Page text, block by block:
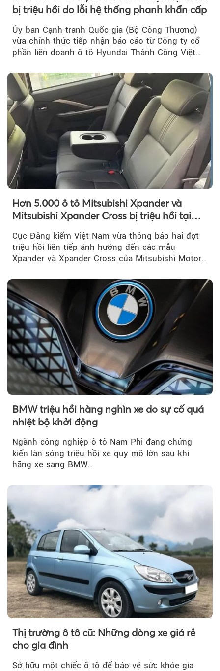
bị triệu hồi do lỗi hệ thống phanh khẩn cấp
Ủy ban Cạnh tranh Quốc gia (Bộ Công Thương)
vừa chính thức tiếp nhận báo cáo từ Công ty cổ
phần liên doanh ô tô Hyundai Thành Công Việt
Hơn 5.000 ô tô Mitsubishi Xpander và
Mitsubishi Xpander Cross bị triệu hồi tại
Cục Đăng kiểm Việt Nam vừa thông báo hai đợt
triệu hồi liên tiếp ảnh hưởng đến các mẫu
Xpander và Xpander Cross của Mitsubishi Motor
BMW triệu hồi hàng nghìn xe do sự cố quá
nhiệt bộ khởi động
Ngành công nghiệp ô tô Nam Phi đang chứng
kiến làn sóng triệu hồi xe quy mô lớn sau khi
hãng xe sang BMW…
Thị trường ô tô cũ: Những dòng xe giá rẻ
cho gia đình
Sở hữu một chiếc ô tô để bảo vệ sức khỏe gia